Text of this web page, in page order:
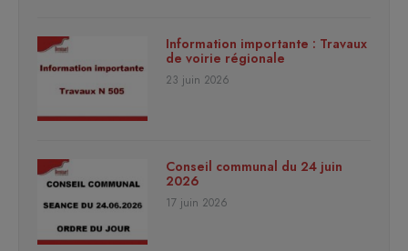
Information importante : Travaux
de voirie régionale
23 juin 2026
Conseil communal du 24 juin
2026
17 juin 2026